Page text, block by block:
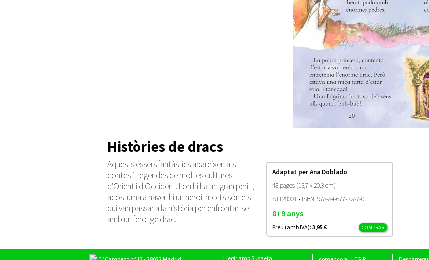
Històries de dracs
Aquests éssers fantàstics apareixen als
contes i llegendes de moltes cultures
d'Orient i d'Occident. I on hi ha un gran perill,
acostuma a haver-hi un heroi: molts són els
qui van passar a la història per enfrontar-se
amb un ferotge drac.
Adaptat per Ana Doblado
48 pages (13,7 x 20,3 cm)
S1128001 • ISBN: 978-84-677-3287-0
8 i 9 anys
Preu (amb IVA): 3,95 € COMPRAR
Llegir amb Susaeta